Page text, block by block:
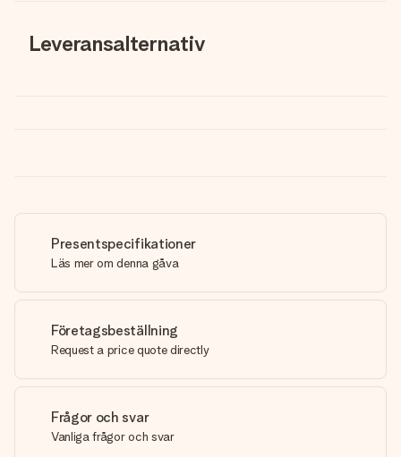
Leveransalternativ
Presentspecifikationer
Läs mer om denna gåva
Företagsbeställning
Request a price quote directly
Frågor och svar
Vanliga frågor och svar